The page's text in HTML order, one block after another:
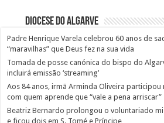
Diocese do Algarve
Padre Henrique Varela celebrou 60 anos de
“maravilhas” que Deus fez na sua vida
Tomada de posse canónica do bispo do
incluirá emissão ‘streaming’
Aos 84 anos, irmã Arminda Oliveira participou
com quem aprende que “vale a pena arriscar”
Beatriz Bernardo prolongou o voluntariado
e ficou dois em S. Tomé e Príncipe